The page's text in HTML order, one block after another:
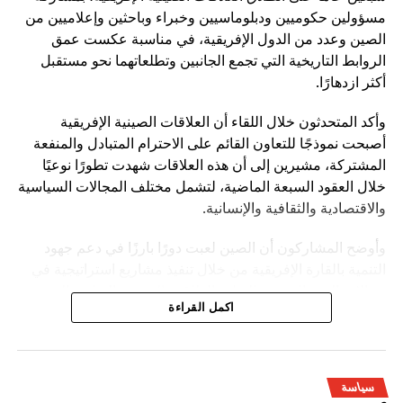
وفي المقابل، تؤكد القيادة الصينية أنها لا تسعى إلى الهيمنة، بل
إلى تعزيز التنمية المشتركة وبناء نظام دولي أكثر توازناً.
ثورية صغيرة إلى قيادة دولة عظمى. وفي ظل هذا التحول، يبدو
أن الصين ماضية في ربط مستقبلها السياسي بالتحديث الشامل،
الذي يشمل الاقتصاد والتكنولوجيا والدفاع، باعتبارها ركائز
أساسية لمكانتها في القرن الحادي والعشرين.
مسؤولين حكوميين ودبلوماسيين وخبراء وباحثين وإعلاميين من
الصين وعدد من الدول الإفريقية، في مناسبة عكست عمق
الروابط التاريخية التي تجمع الجانبين وتطلعاتهما نحو مستقبل
أكثر ازدهارًا.
وأكد المتحدثون خلال اللقاء أن العلاقات الصينية الإفريقية
أصبحت نموذجًا للتعاون القائم على الاحترام المتبادل والمنفعة
المشتركة، مشيرين إلى أن هذه العلاقات شهدت تطورًا نوعيًا
خلال العقود السبعة الماضية، لتشمل مختلف المجالات السياسية
والاقتصادية والثقافية والإنسانية.
وأوضح المشاركون أن الصين لعبت دورًا بارزًا في دعم جهود
مجالات البنية التحتية والنقل والطاقة والصحة والتعليم، إلى
جانب تعزيز التبادل التجاري والاستثماري الذي حقق نموًا
كما تناولت المناقشات أهمية التعاون الصيني الإفريقي في
مواجهة التحديات العالمية المشتركة، بما في ذلك التغير المناخي
اكمل القراءة
سياسة